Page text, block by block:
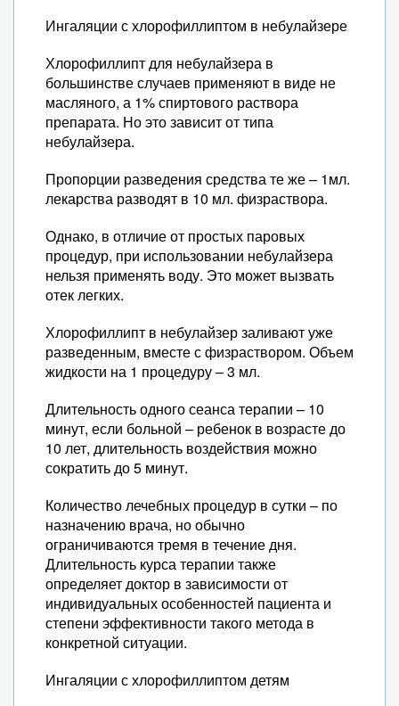
Ингаляции с хлорофиллиптом в небулайзере
Хлорофиллипт для небулайзера в
большинстве случаев применяют в виде не
масляного, а 1% спиртового раствора
препарата. Но это зависит от типа
небулайзера.
Пропорции разведения средства те же – 1мл.
лекарства разводят в 10 мл. физраствора.
Однако, в отличие от простых паровых
процедур, при использовании небулайзера
нельзя применять воду. Это может вызвать
отек легких.
Хлорофиллипт в небулайзер заливают уже
разведенным, вместе с физраствором. Объем
жидкости на 1 процедуру – 3 мл.
Длительность одного сеанса терапии – 10
минут, если больной – ребенок в возрасте до
10 лет, длительность воздействия можно
сократить до 5 минут.
Количество лечебных процедур в сутки – по
назначению врача, но обычно
ограничиваются тремя в течение дня.
Длительность курса терапии также
определяет доктор в зависимости от
индивидуальных особенностей пациента и
степени эффективности такого метода в
конкретной ситуации.
Ингаляции с хлорофиллиптом детям